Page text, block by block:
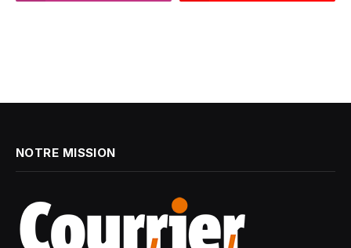
NOTRE MISSION